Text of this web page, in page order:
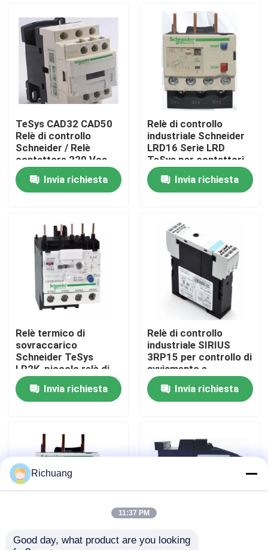
Prodotti
Circa noi
Controllo di qualità
Contattici
Prodotti di automazione industriale
cavi e connettori del plc
TeSys CAD32 CAD50
Relè di controllo
Schneider / Relè
contattore 220 Vca
Schneider
Invia richiesta
Relè di controllo
industriale Schneider
LRD16 Serie LRD
TeSys per contattori
LC1D
Invia richiesta
Relè termico di
sovraccarico
Schneider TeSys
LR2K, piccolo relè di
protezione termica
Invia richiesta
Relè di controllo
industriale SIRIUS
3RP15 per controllo di
avviamento e
protezione
Invia richiesta
Il relè di controllo
Relè temporizzatore
Richuang
11:37 PM
Good day, what product are you looking